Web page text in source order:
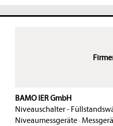
BAMO IER GmbH
Niveauschalter -
Niveaumessgeräte·